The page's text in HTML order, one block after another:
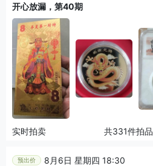
开心放漏，第40期
实时拍卖 共331件拍品
预出价
8月6日 星期四 18:30